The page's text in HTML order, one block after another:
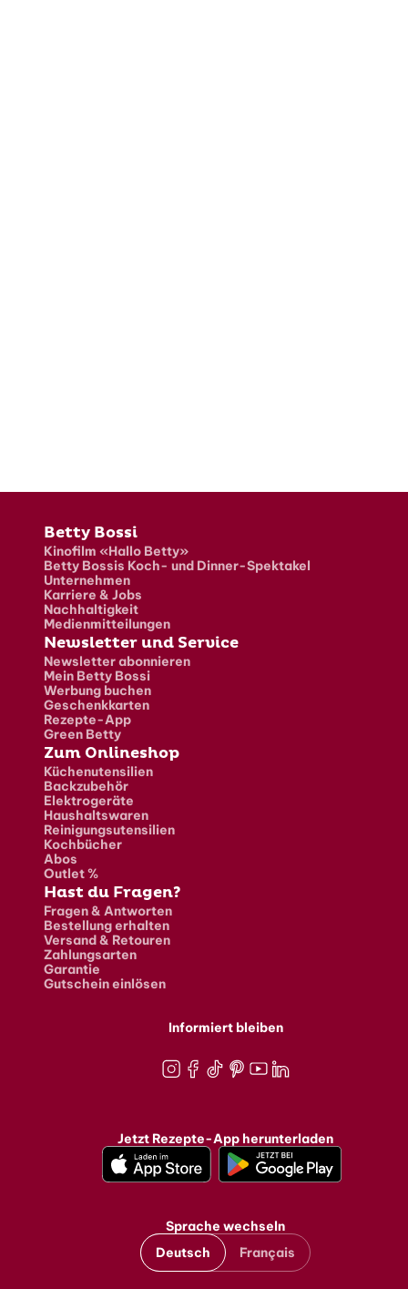
Fusszeile
Betty Bossi
Kinofilm «Hallo Betty»
Betty Bossis Koch- und Dinner-Spektakel
Unternehmen
Karriere & Jobs
Nachhaltigkeit
Medienmitteilungen
Newsletter und Service
Newsletter abonnieren
Mein Betty Bossi
Werbung buchen
Geschenkkarten
Rezepte-App
Green Betty
Zum Onlineshop
Küchenutensilien
Backzubehör
Elektrogeräte
Haushaltswaren
Reinigungsutensilien
Kochbücher
Abos
Outlet %
Hast du Fragen?
Fragen & Antworten
Bestellung erhalten
Versand & Retouren
Zahlungsarten
Garantie
Gutschein einlösen
Informiert bleiben
Jetzt Rezepte-App herunterladen
Sprache wechseln
Deutsch
Français